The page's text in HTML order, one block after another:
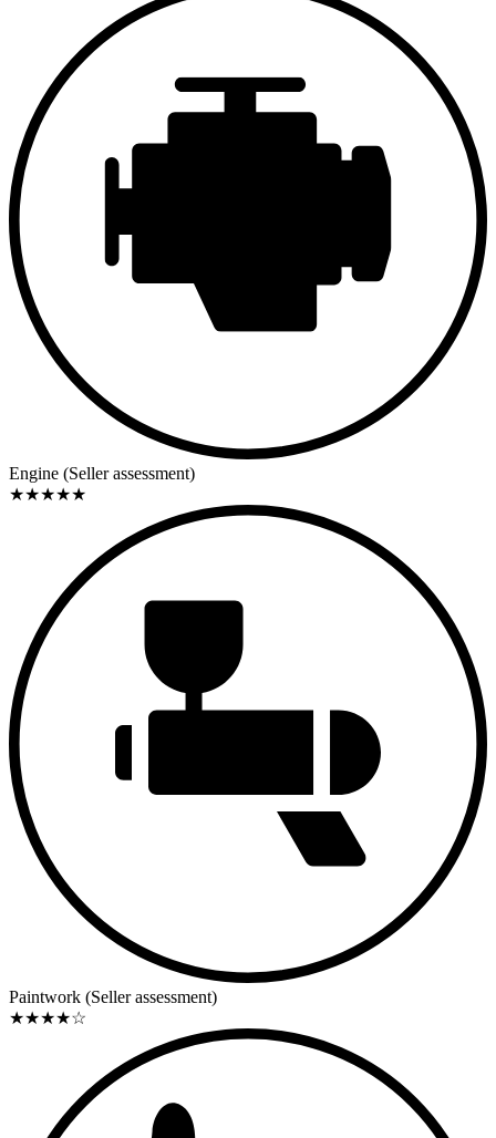
Engine (Seller assessment)
★★★★★
Paintwork (Seller assessment)
★★★★☆